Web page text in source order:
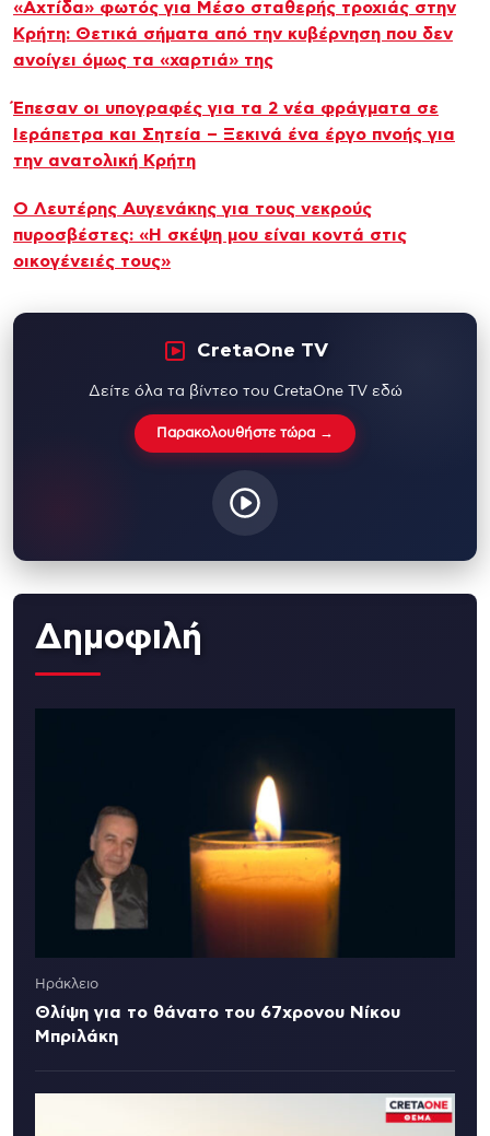
«Αχτίδα» φωτός για Μέσο σταθερής τροχιάς στην
Κρήτη: Θετικά σήματα από την κυβέρνηση που δεν
ανοίγει όμως τα «χαρτιά» της
Έπεσαν οι υπογραφές για τα 2 νέα φράγματα σε
Ιεράπετρα και Σητεία – Ξεκινά ένα έργο πνοής για
την ανατολική Κρήτη
Ο Λευτέρης Αυγενάκης για τους νεκρούς
πυροσβέστες: «Η σκέψη μου είναι κοντά στις
οικογένειές τους»
CretaOne TV
Δείτε όλα τα βίντεο του CretaOne TV εδώ
Παρακολουθήστε τώρα →
Δημοφιλή
Ηράκλειο
Θλίψη για το θάνατο του 67χρονου Νίκου
Μπριλάκη